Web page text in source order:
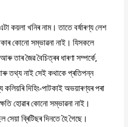
কয়লা খনিৰ নাম। তাতে বৰ্ষাৰণ্য লেশ
কোনো সম্ভাৱনা নাই। যিসকলে
তাৰ জৈৱ বৈচিত্ৰৰ ধাৰণা সম্পৰ্কে,
তথ্য নাই সেই কথাকে প্ৰতিপন্ন
দিহিং-পাটকাই অভয়াৰণ্যৰ পৰা
হোৱাৰ কোনো সম্ভাৱনা নাই।
ব্ৰিটিছৰ দিনতে হৈ গৈছে।